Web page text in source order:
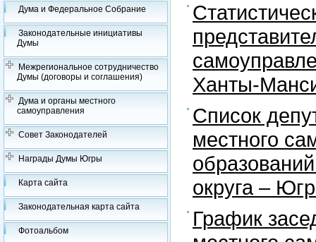
Дума и Федеральное Собрание
Законодательные инициативы
Думы
Межрегиональное сотрудничество
Думы (договоры и соглашения)
Дума и органы местного
самоуправления
Совет Законодателей
Награды Думы Югры
Карта сайта
Законодательная карта сайта
Фотоальбом
Ханты-
Список
местного
округа –
График